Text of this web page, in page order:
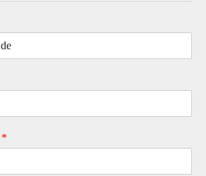
*